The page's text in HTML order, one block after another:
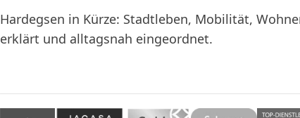
Hardegsen in Kürze: Stadtleben, Mobilität,
erklärt und alltagsnah eingeordnet.